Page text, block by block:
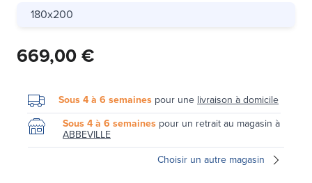
180x200
669,00 €
Sous 4 à 6 semaines pour une livraison à domicile
Sous 4 à 6 semaines pour un retrait au magasin à
ABBEVILLE
Choisir un autre magasin